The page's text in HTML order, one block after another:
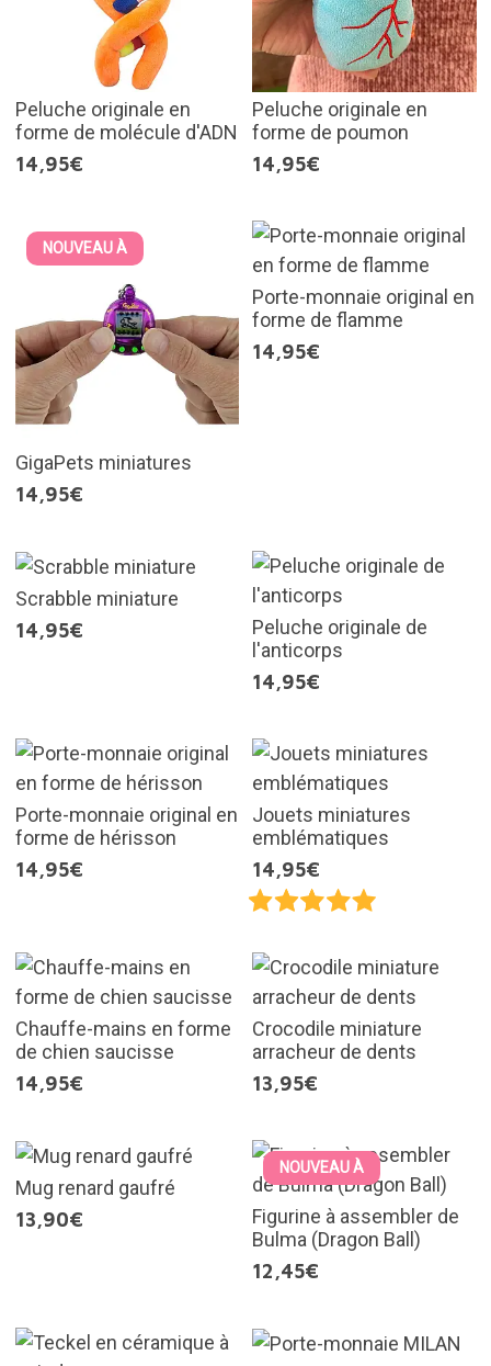
Peluche originale en
forme de molécule d'ADN
14,95€
Peluche originale en
forme de poumon
14,95€
NOUVEAU À
GigaPets miniatures
14,95€
Porte-monnaie original en
forme de flamme
14,95€
Scrabble miniature
14,95€
Peluche originale de
l'anticorps
14,95€
Porte-monnaie original en
forme de hérisson
14,95€
Jouets miniatures
emblématiques
14,95€
Chauffe-mains en forme
de chien saucisse
14,95€
Crocodile miniature
arracheur de dents
13,95€
Mug renard gaufré
13,90€
NOUVEAU À
Figurine à assembler de
Bulma (Dragon Ball)
12,45€